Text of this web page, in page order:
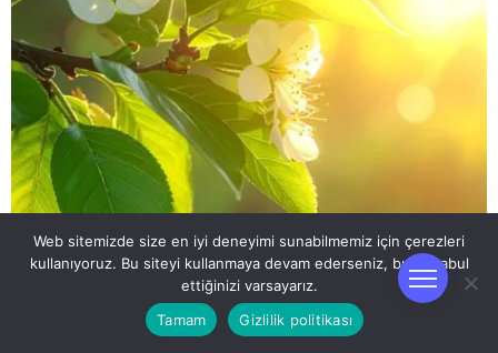
Web sitemizde size en iyi deneyimi sunabilmemiz için çerezleri
kullanıyoruz. Bu siteyi kullanmaya devam ederseniz, bunu kabul
ettiğinizi varsayarız.
Tamam
Gizlilik politikası